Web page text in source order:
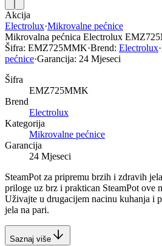
Akcija
Electrolux·Mikrovalne pećnice
Mikrovalna pećnica Electrolux
Šifra: EMZ725MMK·Brend: Electrolux·
pećnice·Garancija: 24 Mjeseci
Šifra
EMZ725MMK
Brend
Electrolux
Kategorija
Mikrovalne pećnice
Garancija
24 Mjeseci
SteamPot za pripremu brzih i zdravih
priloge uz brz i praktican SteamPot ove
Uživajte u drugacijem nacinu kuhanja i
jela na pari.
Saznaj više